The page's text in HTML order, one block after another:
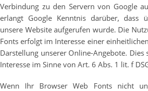
Verbindung zu den Servern von Google
erlangt Google Kenntnis darüber, dass
unsere Website aufgerufen wurde. Die
Fonts erfolgt im Interesse einer
Darstellung unserer Online-Angebote. Dies
Interesse im Sinne von Art. 6 Abs. 1 lit. f
Wenn Ihr Browser Web Fonts nicht